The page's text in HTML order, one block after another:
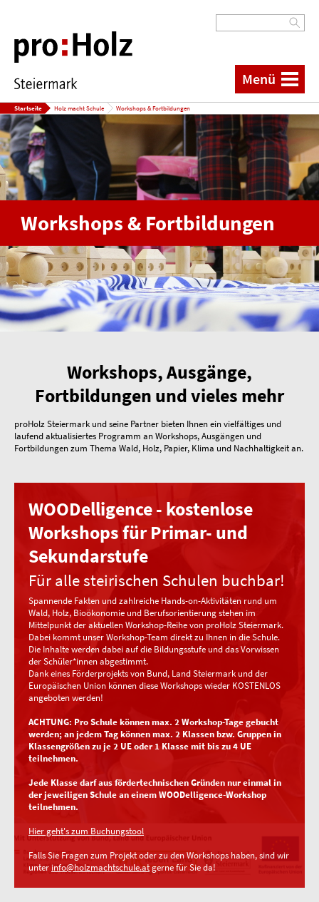
Menü
Startseite Holz macht Schule Workshops & Fortbildungen
Workshops & Fortbildungen
Workshops, Ausgänge,
Fortbildungen und vieles mehr
proHolz Steiermark und seine Partner bieten Ihnen ein vielfältiges und
laufend aktualisiertes Programm an Workshops, Ausgängen und
Fortbildungen zum Thema Wald, Holz, Papier, Klima und Nachhaltigkeit an.
WOODelligence - kostenlose
Workshops für Primar- und
Sekundarstufe
Für alle steirischen Schulen buchbar!
Spannende Fakten und zahlreiche Hands-on-Aktivitäten rund um
Wald, Holz, Bioökonomie und Berufsorientierung stehen im
Mittelpunkt der aktuellen Workshop-Reihe von proHolz Steiermark.
Dabei kommt unser Workshop-Team direkt zu Ihnen in die Schule.
Die Inhalte werden dabei auf die Bildungsstufe und das Vorwissen
der Schüler*innen abgestimmt.
Dank eines Förderprojekts von Bund, Land Steiermark und der
Europäischen Union können diese Workshops wieder KOSTENLOS
angeboten werden!
ACHTUNG: Pro Schule können max. 2 Workshop-Tage gebucht
werden; an jedem Tag können max. 2 Klassen bzw. Gruppen in
Klassengrößen zu je 2 UE oder 1 Klasse mit bis zu 4 UE
teilnehmen.
Jede Klasse darf aus fördertechnischen Gründen nur einmal in
der jeweiligen Schule an einem WOODelligence-Workshop
teilnehmen.
Hier geht's zum Buchungstool
Falls Sie Fragen zum Projekt oder zu den Workshops haben, sind wir
unter info@holzmachtschule.atgerne für Sie da!